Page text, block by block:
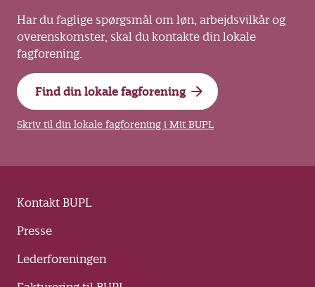
Har du faglige spørgsmål om løn, arbejdsvilkår og
overenskomster, skal du kontakte din lokale
fagforening.
Find din lokale fagforening
Skriv til din lokale fagforening i Mit BUPL
Kontakt BUPL
Presse
Lederforeningen